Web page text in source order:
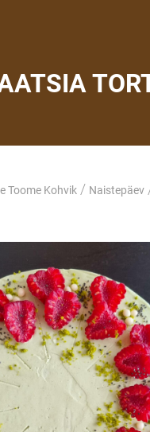
Toome Kohvik / Naistepäev